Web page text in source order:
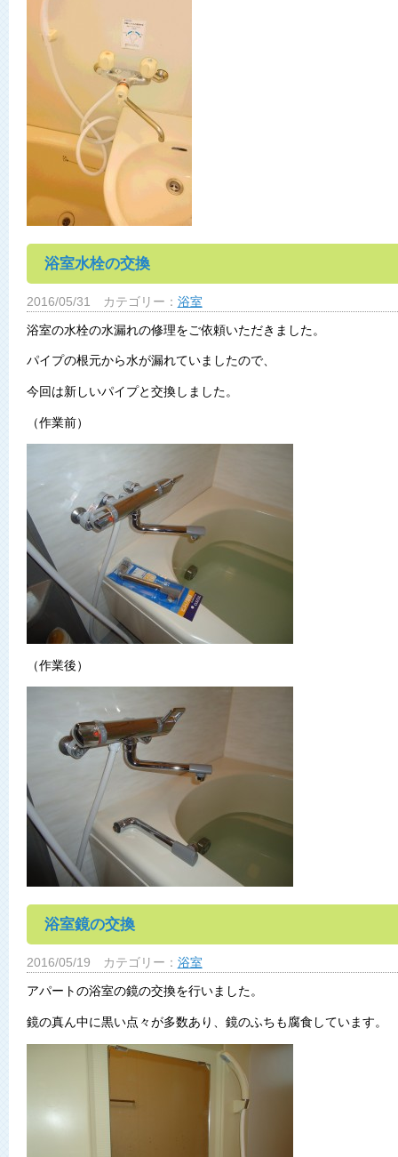
浴室水栓の交換
2016/05/31 カテゴリー： 浴室
浴室の水栓の水漏れの修理をご依頼いただきました。
パイプの根元から水が漏れていましたので、
今回は新しいパイプと交換しました。
（作業前）
（作業後）
浴室鏡の交換
2016/05/19 カテゴリー： 浴室
アパートの浴室の鏡の交換を行いました。
鏡の真ん中に黒い点々が多数あり、鏡のふちも腐食しています。